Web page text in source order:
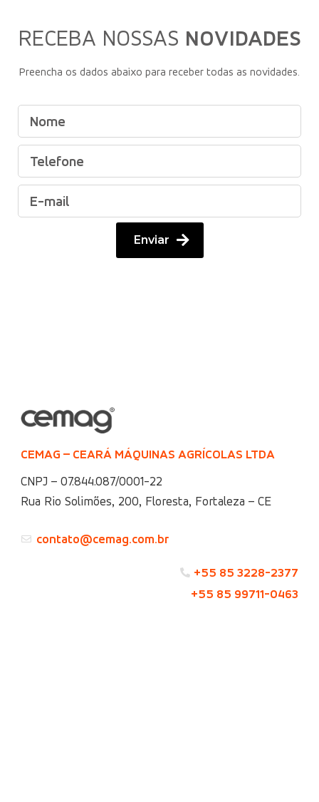
RECEBA NOSSAS NOVIDADES
Preencha os dados abaixo para receber todas as novidades.
Enviar
CEMAG – CEARÁ MÁQUINAS AGRÍCOLAS LTDA
CNPJ – 07.844.087/0001-22
Rua Rio Solimões, 200, Floresta, Fortaleza – CE
contato@cemag.com.br
+55 85 3228-2377
+55 85 99711-0463